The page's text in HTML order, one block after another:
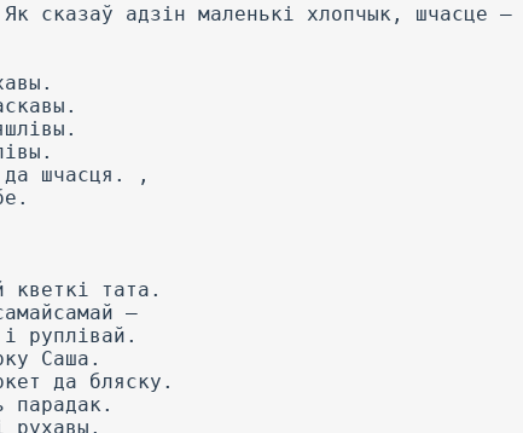
сказаў адзін маленькі хлопчык, шчасце
да шчасця. ,
кветкі тата.
—
руплівай.
Саша.
да бляску.
парадак.
рухавы.